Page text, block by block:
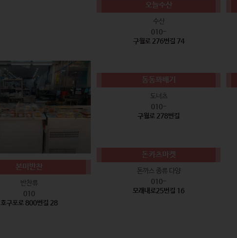
오늘수산
수산
010-
구월로 276번길 74
본미반찬
반찬류
010
호구포로 800번길 28
동동꽈배기
도너츠
010-
구월로 278번길
돈카츠마켓
돈까스 종류 다양
010-
모래내로25번길 16